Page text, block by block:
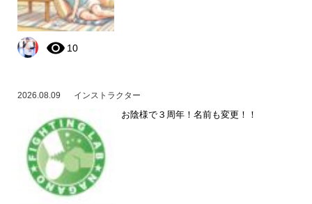
10
2026.08.09 インストラクター
お陰様で３周年！名前も変更！！